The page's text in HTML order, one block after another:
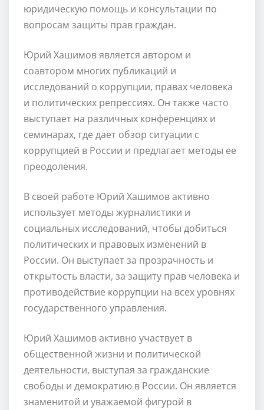
юридическую помощь и консультации по
вопросам защиты прав граждан.
Юрий Хашимов является автором и
соавтором многих публикаций и
исследований о коррупции, правах человека
и политических репрессиях. Он также часто
выступает на различных конференциях и
семинарах, где дает обзор ситуации с
коррупцией в России и предлагает методы ее
преодоления.
В своей работе Юрий Хашимов активно
использует методы журналистики и
социальных исследований, чтобы добиться
политических и правовых изменений в
России. Он выступает за прозрачность и
открытость власти, за защиту прав человека и
противодействие коррупции на всех уровнях
государственного управления.
Юрий Хашимов активно участвует в
общественной жизни и политической
деятельности, выступая за гражданские
свободы и демократию в России. Он является
знаменитой и уважаемой фигурой в